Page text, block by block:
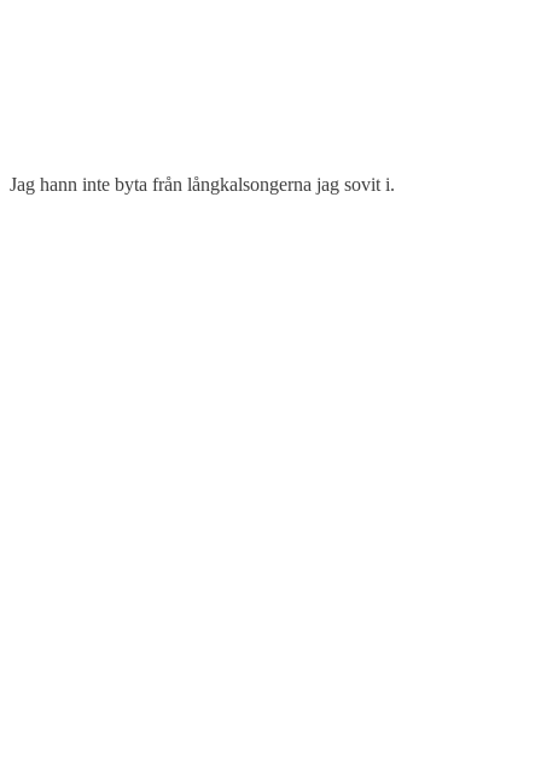
Jag hann inte byta från långkalsongerna jag sovit i.